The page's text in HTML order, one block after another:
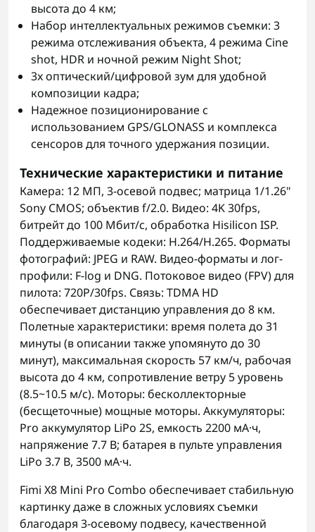
высота до 4 км;
Набор интеллектуальных режимов съемки: 3
режима отслеживания объекта, 4 режима Cine
shot, HDR и ночной режим Night Shot;
3x оптический/цифровой зум для удобной
композиции кадра;
Надежное позиционирование с
использованием GPS/GLONASS и комплекса
сенсоров для точного удержания позиции.
Технические характеристики и питание
Камера: 12 МП, 3-осевой подвес; матрица 1/1.26"
Sony CMOS; объектив f/2.0. Видео: 4K 30fps,
битрейт до 100 Мбит/с, обработка Hisilicon ISP.
Поддерживаемые кодеки: H.264/H.265. Форматы
фотографий: JPEG и RAW. Видео-форматы и лог-
профили: F-log и DNG. Потоковое видео (FPV) для
пилота: 720P/30fps. Связь: TDMA HD
обеспечивает дистанцию управления до 8 км.
Полетные характеристики: время полета до 31
минуты (в описании также упомянуто до 30
минут), максимальная скорость 57 км/ч, рабочая
высота до 4 км, сопротивление ветру 5 уровень
(8.5~10.5 м/с). Моторы: бесколлекторные
(бесщеточные) мощные моторы. Аккумуляторы:
Pro аккумулятор LiPo 2S, емкость 2200 мА·ч,
напряжение 7.7 В; батарея в пульте управления
LiPo 3.7 В, 3500 мА·ч.
Fimi X8 Mini Pro Combo обеспечивает стабильную
картинку даже в сложных условиях съемки
благодаря 3-осевому подвесу, качественной